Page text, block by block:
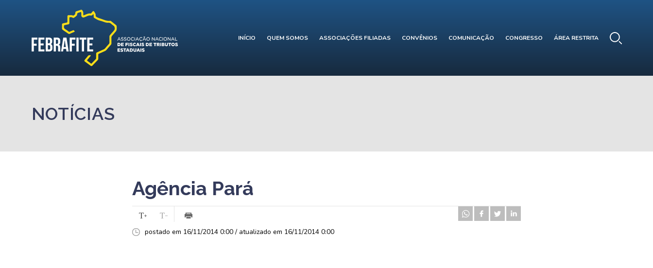
INÍCIO QUEM SOMOS ASSOCIAÇÕES FILIADAS CONVÊNIOS COMUNICAÇÃO CONGRESSO ÁREA RESTRITA
NOTÍCIAS
Agência Pará
postado em 16/11/2014 0:00 / atualizado em 16/11/2014 0:00